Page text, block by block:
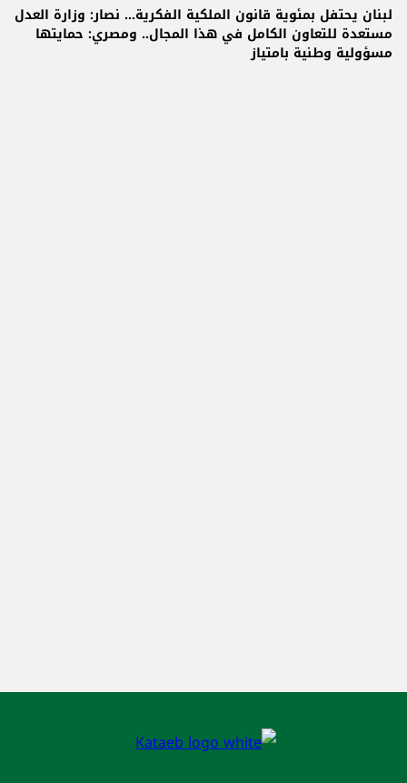
لبنان يحتفل بمئوية قانون الملكية الفكرية... نصار: وزارة العدل
مستعدة للتعاون الكامل في هذا المجال.. ومصري: حمايتها
مسؤولية وطنية بامتياز